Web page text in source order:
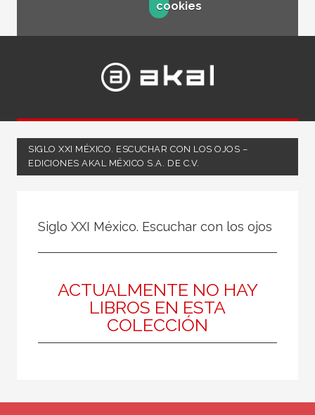
cookies
SIGLO XXI MÉXICO. ESCUCHAR CON LOS OJOS –
EDICIONES AKAL MÉXICO S.A. DE C.V.
50 Aniversario
A fondo
Siglo XXI México. Escuchar con los ojos
ACTUALMENTE NO HAY
LIBROS EN ESTA
COLECCIÓN